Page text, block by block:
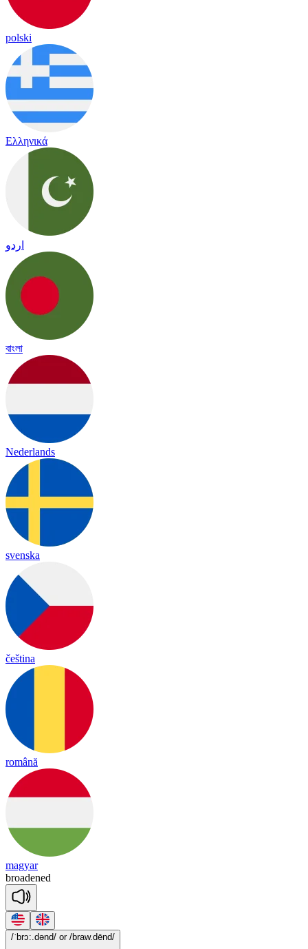
polski
Ελληνικά
اردو
বাংলা
Nederlands
svenska
čeština
română
magyar
broadened
/ˈbrɔ:.dənd/ or /braw.dēnd/